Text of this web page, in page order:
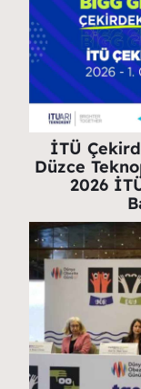
İTÜ
Düzce
2026